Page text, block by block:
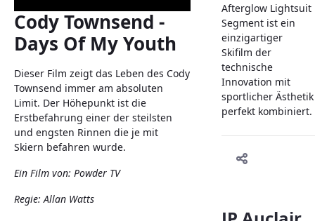
Cody Townsend -
Days Of My Youth
Dieser Film zeigt das Leben des Cody
Townsend immer am absoluten
Limit. Der Höhepunkt ist die
Erstbefahrung einer der steilsten
und engsten Rinnen die je mit
Skiern befahren wurde.
Ein Film von: Powder TV
Regie: Allan Watts
Afterglow Lightsuit
Segment ist ein
einzigartiger
Skifilm der
technische
Innovation mit
sportlicher Ästhetik
perfekt kombiniert.